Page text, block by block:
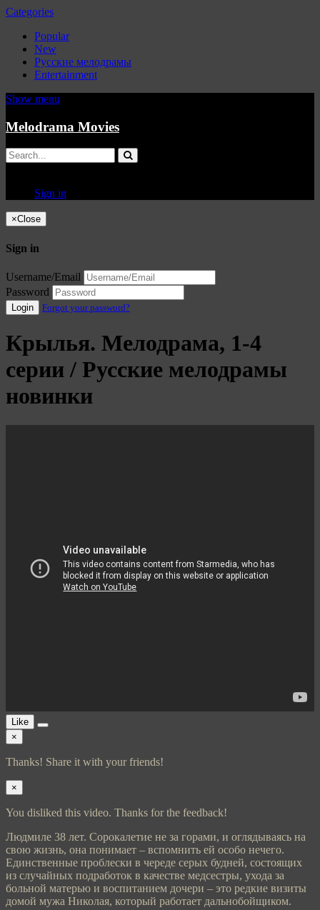
Categories
Popular
New
Русские мелодрамы
Entertainment
Show menu
Melodrama Movies
Sign in
×Close
Sign in
Username/Email
Password
Login Forgot your password?
Крылья. Мелодрама, 1-4
серии / Русские мелодрамы
новинки
Like
×
Thanks! Share it with your friends!
×
You disliked this video. Thanks for the feedback!
Людмиле 38 лет. Сорокалетие не за горами, и оглядываясь на
свою жизнь, она понимает – вспомнить ей особо нечего.
Единственные проблески в череде серых будней, состоящих
из случайных подработок в качестве медсестры, ухода за
больной матерью и воспитанием дочери – это редкие визиты
домой мужа Николая, который работает дальнобойщиком.